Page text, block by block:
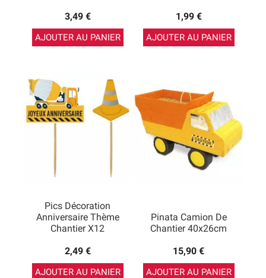
3,49 €
AJOUTER AU PANIER
1,99 €
AJOUTER AU PANIER
Pics Décoration
Anniversaire Thème
Chantier X12
2,49 €
AJOUTER AU PANIER
Pinata Camion De
Chantier 40x26cm
15,90 €
AJOUTER AU PANIER